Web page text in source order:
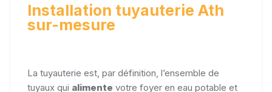
Installation tuyauterie Ath
sur-mesure
La tuyauterie est, par définition, l’ensemble de
tuyaux qui alimente votre foyer en eau potable et